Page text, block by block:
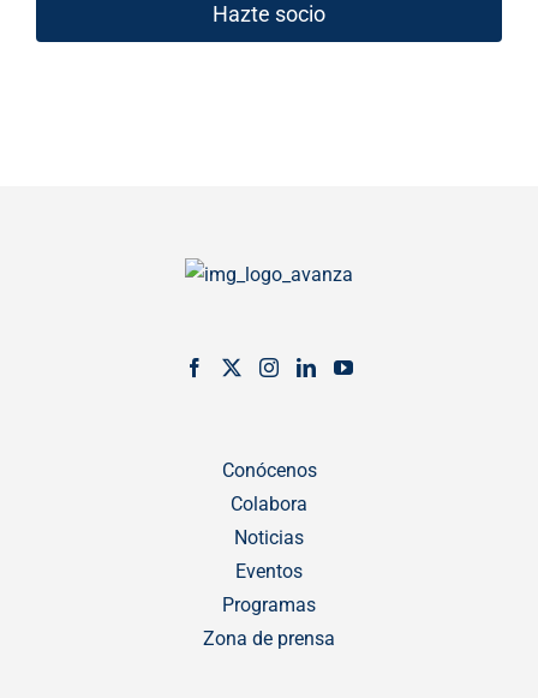
Hazte socio
Conócenos
Colabora
Noticias
Eventos
Programas
Zona de prensa